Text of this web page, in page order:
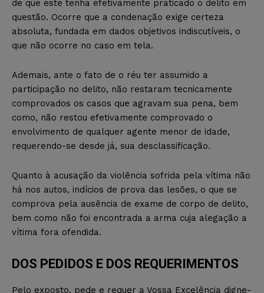
de que este tenha efetivamente praticado o delito em
questão. Ocorre que a condenação exige certeza
absoluta, fundada em dados objetivos indiscutíveis, o
que não ocorre no caso em tela.
Ademais, ante o fato de o réu ter assumido a
participação no delito, não restaram tecnicamente
comprovados os casos que agravam sua pena, bem
como, não restou efetivamente comprovado o
envolvimento de qualquer agente menor de idade,
requerendo-se desde já, sua desclassificação.
Quanto à acusação da violência sofrida pela vítima não
há nos autos, indícios de prova das lesões, o que se
comprova pela ausência de exame de corpo de delito,
bem como não foi encontrada a arma cuja alegação a
vítima fora ofendida.
DOS PEDIDOS E DOS REQUERIMENTOS
Pelo exposto, pede e requer a Vossa Excelência digne-